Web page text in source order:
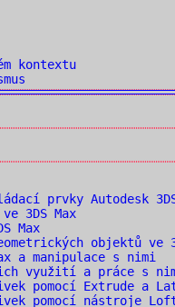
kontextu
prvky Autodesk 3DS
3DS Max
Max
objektů ve
a manipulace s nimi
využití a práce s
pomocí Extrude a
pomocí nástroje